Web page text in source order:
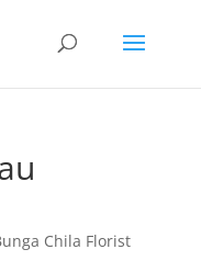
Chila Florist